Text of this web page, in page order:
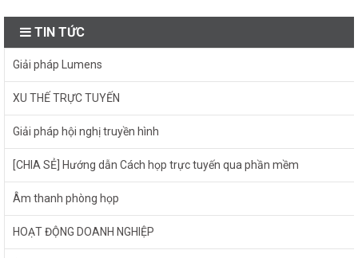
TIN TỨC
Giải pháp Lumens
XU THẾ TRỰC TUYẾN
Giải pháp hội nghị truyền hình
[CHIA SẺ] Hướng dẫn Cách họp trực tuyến qua phần mềm
Âm thanh phòng họp
HOẠT ĐỘNG DOANH NGHIỆP